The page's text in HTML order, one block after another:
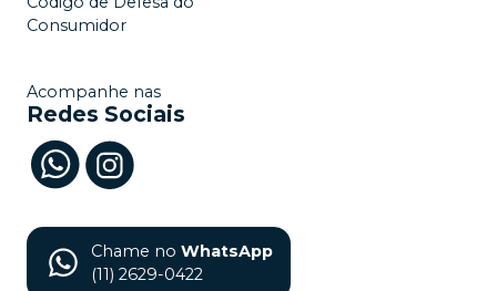
Consumidor
Acompanhe nas
Redes Sociais
Chame no WhatsApp
(11) 2629-0422